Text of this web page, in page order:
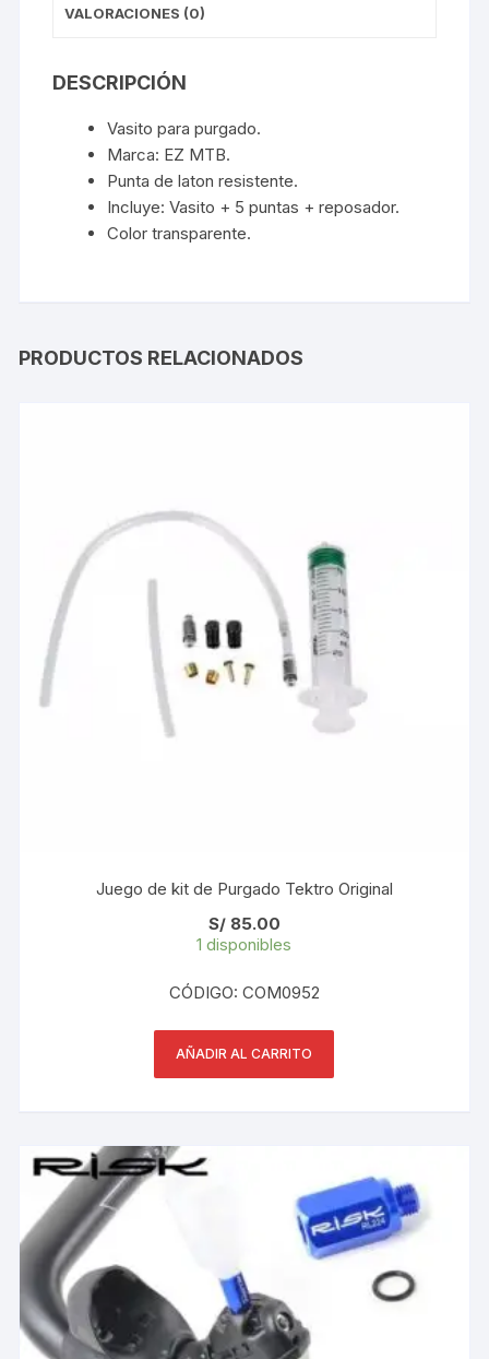
VALORACIONES (0)
DESCRIPCIÓN
Vasito para purgado.
Marca: EZ MTB.
Punta de laton resistente.
Incluye: Vasito + 5 puntas + reposador.
Color transparente.
PRODUCTOS RELACIONADOS
Juego de kit de Purgado Tektro Original
S/85.00
1 disponibles
CÓDIGO: COM0952
AÑADIR AL CARRITO